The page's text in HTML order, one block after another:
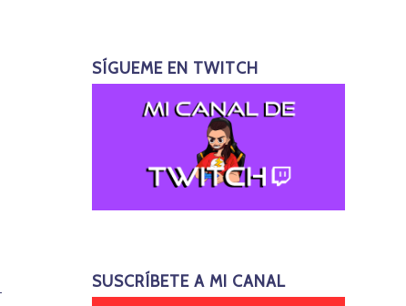
SÍGUEME EN TWITCH
SUSCRÍBETE A MI CANAL